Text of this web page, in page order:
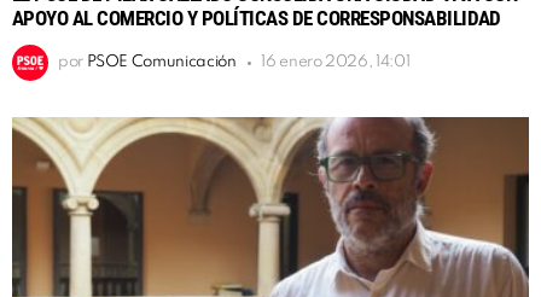
APOYO AL COMERCIO Y POLÍTICAS DE CORRESPONSABILIDAD
por PSOE Comunicación 16 enero 2026, 14:01